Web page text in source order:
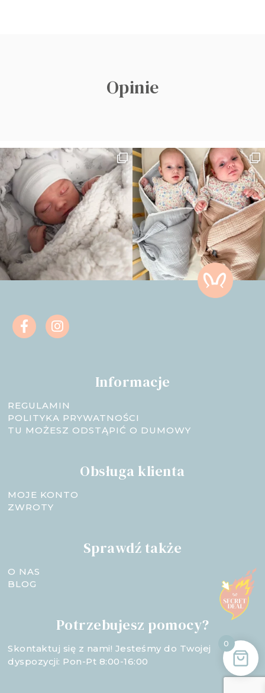
Opinie
Informacje
REGULAMIN
POLITYKA PRYWATNOŚCI
TU MOŻESZ ODSTĄPIĆ O DUMOWY
Obsługa klienta
MOJE KONTO
ZWROTY
Sprawdź także
O NAS
BLOG
Potrzebujesz pomocy?
Skontaktuj się z nami! Jesteśmy do Twojej
dyspozycji: Pon-Pt 8:00-16:00
0